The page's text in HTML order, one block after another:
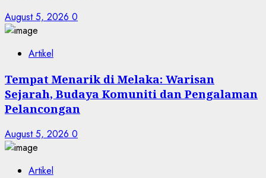
August 5, 2026 0
Artikel
Tempat Menarik di Melaka: Warisan
Sejarah, Budaya Komuniti dan Pengalaman
Pelancongan
August 5, 2026 0
Artikel